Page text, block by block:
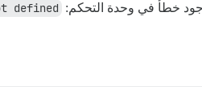
خطأ في وحدة التحكم: defined